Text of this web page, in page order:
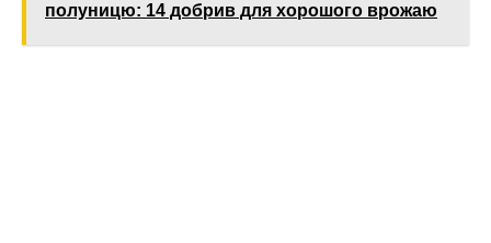
полуницю: 14 добрив для хорошого врожаю